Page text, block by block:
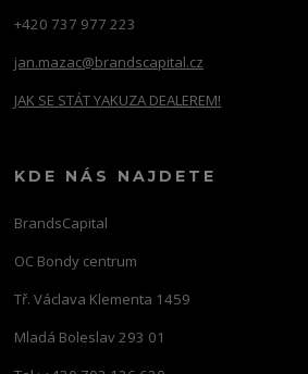
+420 737 977 223
jan.mazac@brandscapital.cz
JAK SE STÁT YAKUZA DEALEREM!
KDE NÁS NAJDETE
BrandsCapital
OC Bondy centrum
Tř. Václava Klementa 1459
Mladá Boleslav 293 01